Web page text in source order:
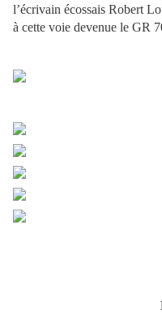
l’écrivain écossais Robert
à cette voie devenue le GR